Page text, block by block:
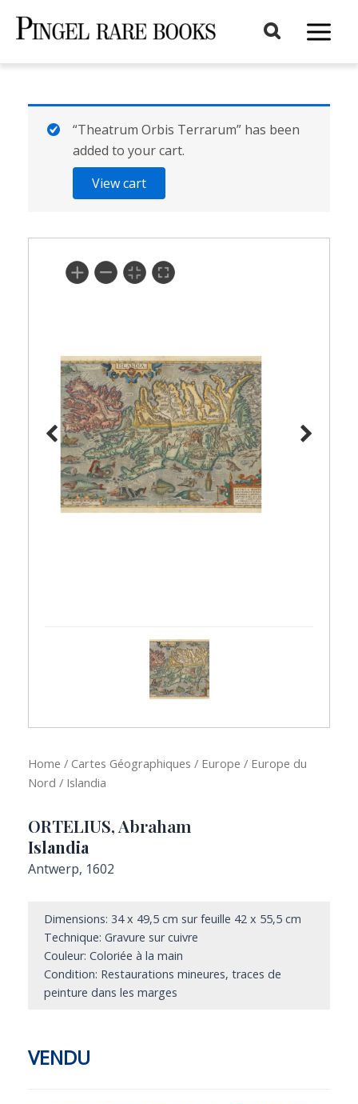
Main
View cart
“Theatrum Orbis Terrarum” has been
added to your cart.
Home / Cartes Géographiques / Europe / Europe du
Nord / Islandia
ORTELIUS, Abraham
Islandia
Antwerp, 1602
Dimensions: 34 x 49,5 cm sur feuille 42 x 55,5 cm
Technique: Gravure sur cuivre
Couleur: Coloriée à la main
Condition: Restaurations mineures, traces de
peinture dans les marges
VENDU